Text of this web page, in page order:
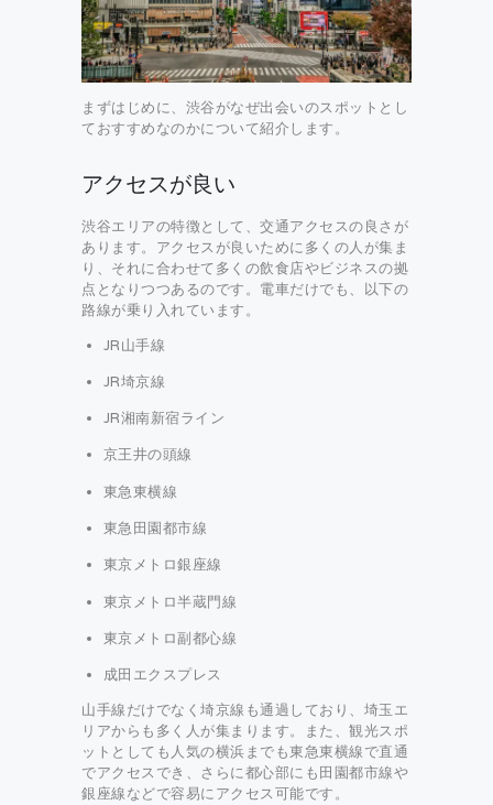
まずはじめに、渋谷がなぜ出会いのスポットとし
ておすすめなのかについて紹介します。
アクセスが良い
渋谷エリアの特徴として、交通アクセスの良さが
あります。アクセスが良いために多くの人が集ま
り、それに合わせて多くの飲食店やビジネスの拠
点となりつつあるのです。電車だけでも、以下の
路線が乗り入れています。
JR山手線
JR埼京線
JR湘南新宿ライン
京王井の頭線
東急東横線
東急田園都市線
東京メトロ銀座線
東京メトロ半蔵門線
東京メトロ副都心線
成田エクスプレス
山手線だけでなく埼京線も通過しており、埼玉エ
リアからも多く人が集まります。また、観光スポ
ットとしても人気の横浜までも東急東横線で直通
でアクセスでき、さらに都心部にも田園都市線や
銀座線などで容易にアクセス可能です。